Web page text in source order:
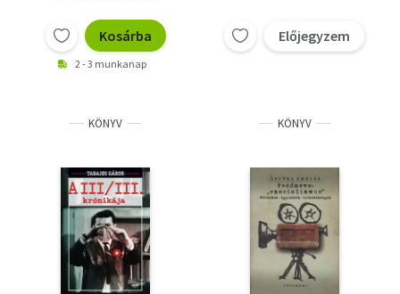
Kosárba
2 - 3 munkanap
Előjegyzem
KÖNYV KÖNYV